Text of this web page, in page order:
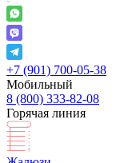
+7 (901) 700-05-38
Мобильный
8 (800) 333-82-08
Горячая линия